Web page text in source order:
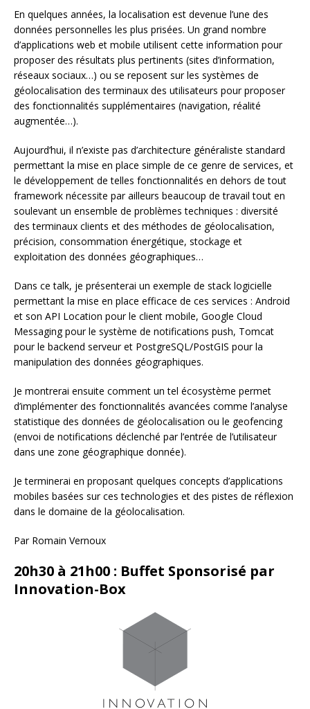
En quelques années, la localisation est devenue l’une des
données personnelles les plus prisées. Un grand nombre
d’applications web et mobile utilisent cette information pour
proposer des résultats plus pertinents (sites d’information,
réseaux sociaux…) ou se reposent sur les systèmes de
géolocalisation des terminaux des utilisateurs pour proposer
des fonctionnalités supplémentaires (navigation, réalité
augmentée…).
Aujourd’hui, il n’existe pas d’architecture généraliste standard
permettant la mise en place simple de ce genre de services, et
le développement de telles fonctionnalités en dehors de tout
framework nécessite par ailleurs beaucoup de travail tout en
soulevant un ensemble de problèmes techniques : diversité
des terminaux clients et des méthodes de géolocalisation,
précision, consommation énergétique, stockage et
exploitation des données géographiques…
Dans ce talk, je présenterai un exemple de stack logicielle
permettant la mise en place efficace de ces services : Android
et son API Location pour le client mobile, Google Cloud
Messaging pour le système de notifications push, Tomcat
pour le backend serveur et PostgreSQL/PostGIS pour la
manipulation des données géographiques.
Je montrerai ensuite comment un tel écosystème permet
d’implémenter des fonctionnalités avancées comme l’analyse
statistique des données de géolocalisation ou le geofencing
(envoi de notifications déclenché par l’entrée de l’utilisateur
dans une zone géographique donnée).
Je terminerai en proposant quelques concepts d’applications
mobiles basées sur ces technologies et des pistes de réflexion
dans le domaine de la géolocalisation.
Par Romain Vernoux
20h30 à 21h00 : Buffet Sponsorisé par
Innovation-Box